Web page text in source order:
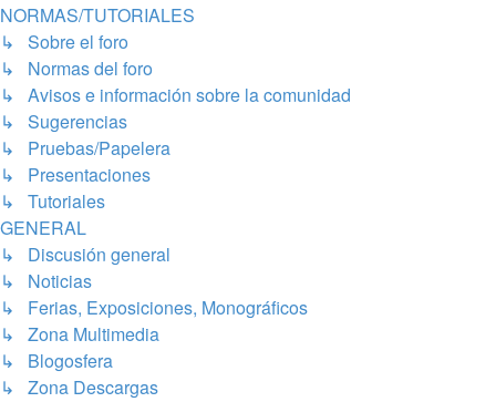
NORMAS/TUTORIALES
↳ Sobre el foro
↳ Normas del foro
↳ Avisos e información sobre la comunidad
↳ Sugerencias
↳ Pruebas/Papelera
↳ Presentaciones
↳ Tutoriales
GENERAL
↳ Discusión general
↳ Noticias
↳ Ferias, Exposiciones, Monográficos
↳ Zona Multimedia
↳ Blogosfera
↳ Zona Descargas